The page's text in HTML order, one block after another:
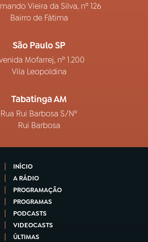
Vieira da Silva, nº 126
Bairro de Fátima
São Paulo SP
Mofarrej, nº 1.200
Vila Leopoldina
Tabatinga AM
Rua Rui Barbosa S/Nº
Rui Barbosa
INÍCIO
A RÁDIO
PROGRAMAÇÃO
PROGRAMAS
PODCASTS
VIDEOCASTS
ÚLTIMAS